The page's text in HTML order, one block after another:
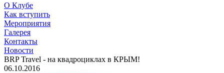
О Клубе
Как вступить
Мероприятия
Галерея
Контакты
Новости
BRP Travel - на квадроциклах в КРЫМ!
06.10.2016